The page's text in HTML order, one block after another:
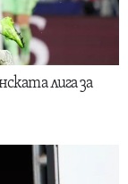
лига за